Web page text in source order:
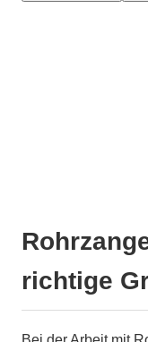
richtige